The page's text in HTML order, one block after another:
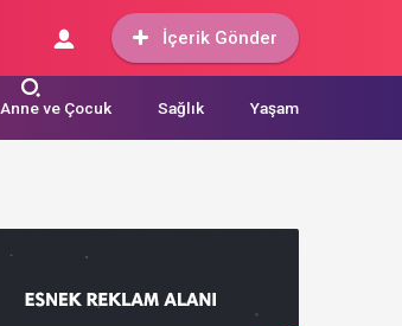
İçerik Gönder
Anne ve Çocuk Sağlık Yaşam